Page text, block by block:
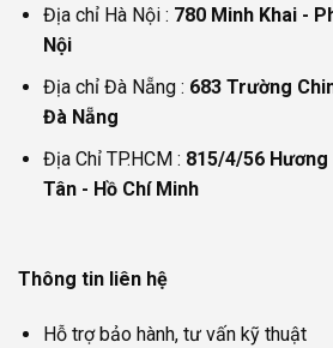
Địa chỉ Hà Nội : 780 Minh Khai -
Nội
Địa chỉ Đà Nẵng : 683 Trường
Đà Nẵng
Địa Chỉ TP.HCM : 815/4/56
Tân - Hồ Chí Minh
Thông tin liên hệ
Hỗ trợ bảo hành, tư vấn kỹ thuật